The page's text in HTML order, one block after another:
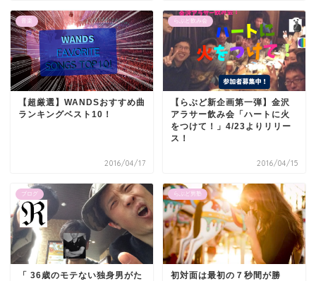
音楽
【超厳選】WANDSおすすめ曲
ランキングベスト10！
2016/04/17
らぶど飲み会
【らぶど新企画第一弾】金沢
アラサー飲み会「ハートに火
をつけて！」4/23よりリリー
ス！
2016/04/15
ブログ
「 36歳のモテない独身男がた
らぶど男塾
初対面は最初の７秒間が勝